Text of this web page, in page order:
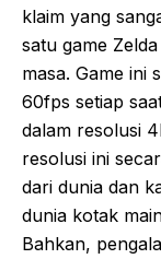
klaim yang
satu game
masa. Game ini
60fps setiap
dalam resolusi
resolusi ini
dari dunia dan
dunia kotak
Bahkan,